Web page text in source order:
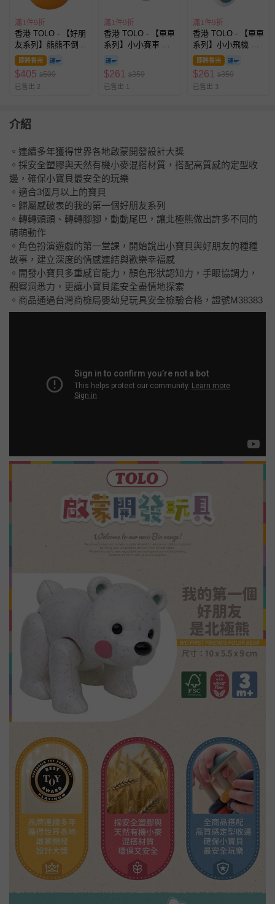
滿1件9折
香港 TOLO - 【好朋
友系列】熊熊不倒翁
啟蒙開發玩具
即將售完
$405 $500
已售出 2
滿1件9折
香港 TOLO - 【車車
系列】小小賽車 啟
蒙開發玩具
$261 $350
已售出 1
滿1件9折
香港 TOLO - 【車車
系列】小小飛機 啟
蒙開發玩具
即將售完
$261 $350
已售出 3
介紹
。連續多年獲得世界各地啟蒙開發設計大獎
。採安全塑膠與天然有機小麥混搭材質，搭配高質感的定型收
邊，確保小寶貝最安全的玩樂
。適合3個月以上的寶貝
。歸屬感破表的我的第一個好朋友系列
。轉轉頭頭、轉轉腳腳，動動尾巴，讓北極熊做出許多不同的
萌萌動作
。角色扮演遊戲的第一堂課，開始說出小寶貝與好朋友的種種
故事，建立深度的情感連結與歡樂幸福感
。開發小寶貝多重感官能力，顏色形狀認知力，手眼協調力，
觀察洞悉力，更讓小寶貝能安全盡情地探索
。商品通過台灣商檢局嬰幼兒玩具安全檢驗合格，證號M38383